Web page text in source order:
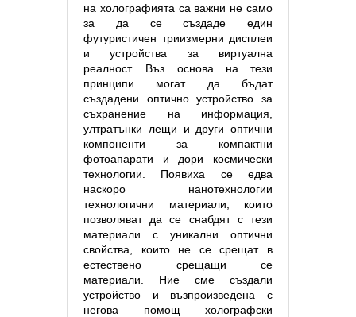
на холографията са важни не само
за да се създаде един
футуристичен триизмерни дисплеи
и устройства за виртуална
реалност. Въз основа на тези
принципи могат да бъдат
създадени оптично устройство за
съхранение на информация,
ултратънки лещи и други оптични
компоненти за компактни
фотоапарати и дори космически
технологии. Появиха се едва
наскоро нанотехнологии
технологични материали, които
позволяват да се снабдят с тези
материали с уникални оптични
свойства, които не се срещат в
естествено срещащи се
материали. Ние сме създали
устройство и възпроизведена с
негова помощ холографски